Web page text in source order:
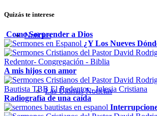
Noticias
Las Últimas Noticias
Quizás te interese
Como Sorprender a Dios
¿Y Los Nueves
A mis hijos con amor
Radiografía de una caída